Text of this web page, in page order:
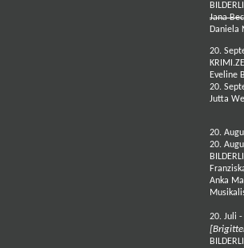
Jana
Daniela
20.
Eveline
20.
Jutta
20.
20.
Anka
20. Juli